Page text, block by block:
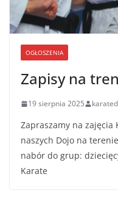
OGŁOSZENIA
Zapisy na
19 sierpnia 2025
Zapraszamy na zajęcia
naszych Dojo na
nabór do grup:
Karate